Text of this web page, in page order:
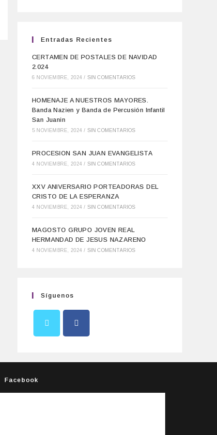
Entradas Recientes
CERTAMEN DE POSTALES DE NAVIDAD
2.024
6 NOVIEMBRE, 2024 / SIN COMENTARIOS
HOMENAJE A NUESTROS MAYORES.
Banda Nazien y Banda de Percusión Infantil
San Juanin
5 NOVIEMBRE, 2024 / SIN COMENTARIOS
PROCESION SAN JUAN EVANGELISTA
4 NOVIEMBRE, 2024 / SIN COMENTARIOS
XXV ANIVERSARIO PORTEADORAS DEL
CRISTO DE LA ESPERANZA
4 NOVIEMBRE, 2024 / SIN COMENTARIOS
MAGOSTO GRUPO JOVEN REAL
HERMANDAD DE JESUS NAZARENO
4 NOVIEMBRE, 2024 / SIN COMENTARIOS
Síguenos
Facebook